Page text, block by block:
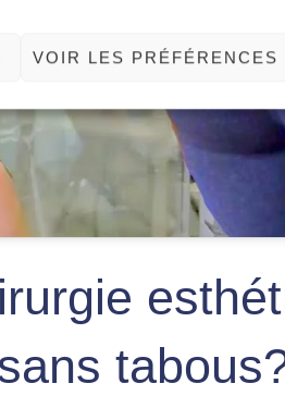
VOIR LES PRÉFÉRENCES